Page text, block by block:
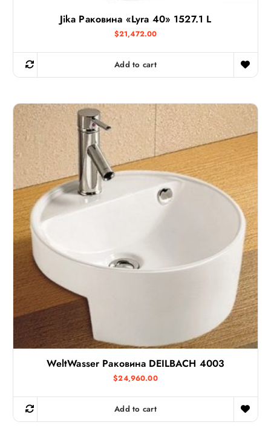
Jika Раковина «Lyra 40» 1527.1 L
$21,472.00
Add to cart
WeltWasser Раковина DEILBACH 4003
$24,960.00
Add to cart